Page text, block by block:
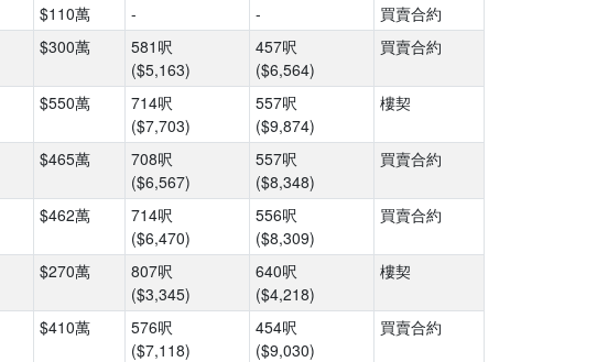
$110萬 - -
買賣合約
$300萬
581呎
($5,163)
457呎
($6,564)
買賣合約
$550萬
714呎
($7,703)
557呎
($9,874)
樓契
$465萬
708呎
($6,567)
557呎
($8,348)
買賣合約
$462萬
714呎
($6,470)
556呎
($8,309)
買賣合約
$270萬
807呎
($3,345)
640呎
($4,218)
樓契
$410萬
576呎
($7,118)
454呎
($9,030)
買賣合約